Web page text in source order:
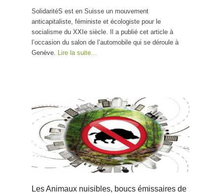
SolidaritéS est en Suisse un mouvement
anticapitaliste, féministe et écologiste pour le
socialisme du XXIe siècle. Il a publié cet article à
l’occasion du salon de l’automobile qui se déroule à
Genève.
Lire la suite…
Les Animaux nuisibles, boucs émissaires de